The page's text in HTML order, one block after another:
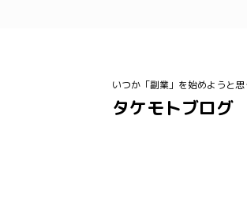
いつか「副業」を始めようと
タケモトブログ